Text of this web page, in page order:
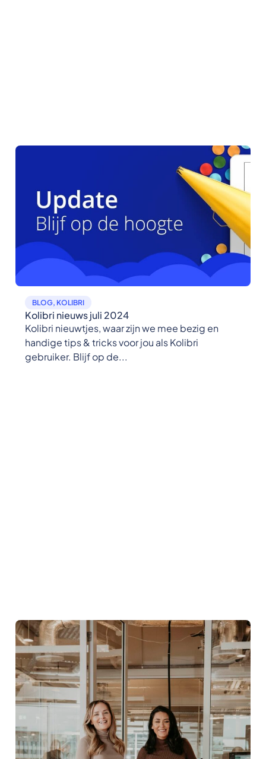
BLOG, KOLIBRI
Kolibri nieuws juli 2024
Kolibri nieuwtjes, waar zijn we mee bezig en
handige tips & tricks voor jou als Kolibri
gebruiker. Blijf op de...